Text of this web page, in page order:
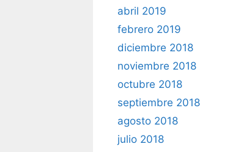
abril 2019
febrero 2019
diciembre 2018
noviembre 2018
octubre 2018
septiembre 2018
agosto 2018
julio 2018